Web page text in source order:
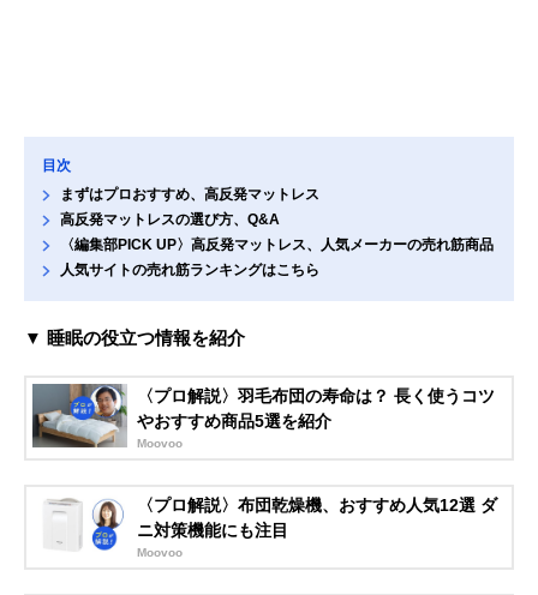
目次
まずはプロおすすめ、高反発マットレス
高反発マットレスの選び方、Q&A
〈編集部PICK UP〉高反発マットレス、人気メーカーの売れ筋商品
人気サイトの売れ筋ランキングはこちら
▼ 睡眠の役立つ情報を紹介
〈プロ解説〉羽毛布団の寿命は？ 長く使うコツ
やおすすめ商品5選を紹介
Moovoo
〈プロ解説〉布団乾燥機、おすすめ人気12選 ダ
ニ対策機能にも注目
Moovoo